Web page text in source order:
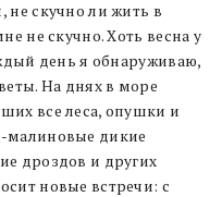
не скучно ли жить в
не скучно. Хоть весна у
день я обнаруживаю,
На днях в море
все леса, опушки и
малиновые дикие
дроздов и других
новые встречи: с